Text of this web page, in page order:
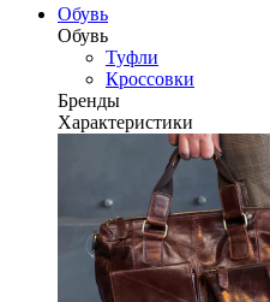
Обувь
Обувь
Туфли
Кроссовки
Бренды
Характеристики